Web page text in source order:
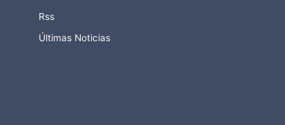
Rss
Últimas Noticias